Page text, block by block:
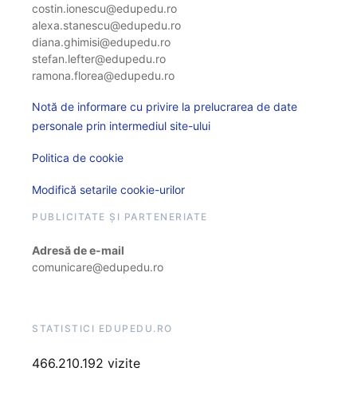
costin.ionescu@edupedu.ro
alexa.stanescu@edupedu.ro
diana.ghimisi@edupedu.ro
stefan.lefter@edupedu.ro
ramona.florea@edupedu.ro
Notă de informare cu privire la prelucrarea de date
personale prin intermediul site-ului
Politica de cookie
Modifică setarile cookie-urilor
PUBLICITATE ȘI PARTENERIATE
Adresă de e-mail
comunicare@edupedu.ro
STATISTICI EDUPEDU.RO
466.210.192 vizite